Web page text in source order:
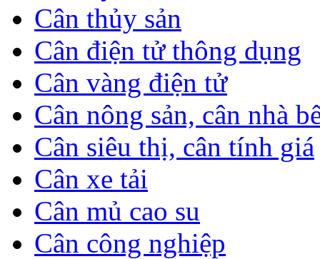
Cân thủy sản
Cân điện tử thông dụng
Cân vàng điện tử
Cân nông sản, cân nhà
Cân siêu thị, cân tính giá
Cân xe tải
Cân mủ cao su
Cân công nghiệp